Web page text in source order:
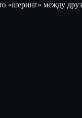
«шеринг» между